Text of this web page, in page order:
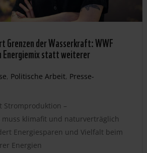
Grenzen der Wasserkraft: WWF
statt weiterer
, Politische Arbeit, Presse-
Stromproduktion –
muss klimafit und naturverträglich
Energiesparen und Vielfalt beim
Energien